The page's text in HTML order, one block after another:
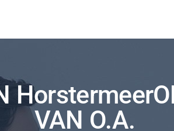
VAN O.A.